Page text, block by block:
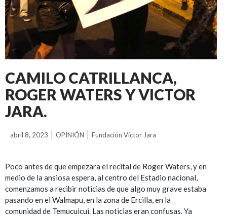
CAMILO CATRILLANCA,
ROGER WATERS Y VICTOR
JARA.
abril 8, 2023 OPINIÓN Fundación Víctor Jara
Poco antes de que empezara el recital de Roger Waters, y en
medio de la ansiosa espera, al centro del Estadio nacional,
comenzamos a recibir noticias de que algo muy grave estaba
pasando en el Walmapu, en la zona de Ercilla, en la
comunidad de Temucuicui. Las noticias eran confusas. Ya